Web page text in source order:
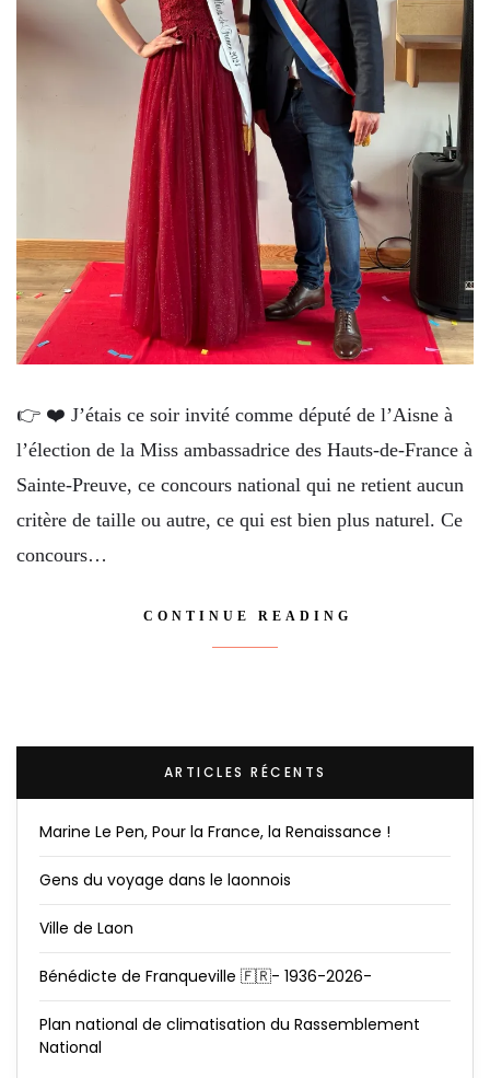
👉 ❤️ J’étais ce soir invité comme député de l’Aisne à
l’élection de la Miss ambassadrice des Hauts-de-France à
Sainte-Preuve, ce concours national qui ne retient aucun
critère de taille ou autre, ce qui est bien plus naturel. Ce
concours…
CONTINUE READING
ARTICLES RÉCENTS
Marine Le Pen, Pour la France, la Renaissance !
Gens du voyage dans le laonnois
Ville de Laon
Bénédicte de Franqueville 🇫🇷- 1936-2026-
Plan national de climatisation du Rassemblement
National